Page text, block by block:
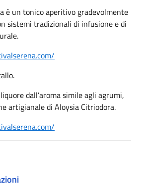
è un tonico aperitivo gradevolmente
sistemi tradizionali di infusione e di
dall’aroma simile agli agrumi,
artigianale di Aloysia Citriodora.